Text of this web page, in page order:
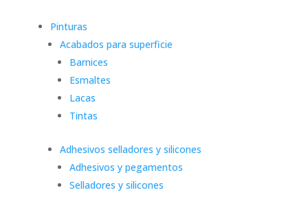
Pinturas
Acabados para superficie
Barnices
Esmaltes
Lacas
Tintas
Adhesivos selladores y silicones
Adhesivos y pegamentos
Selladores y silicones